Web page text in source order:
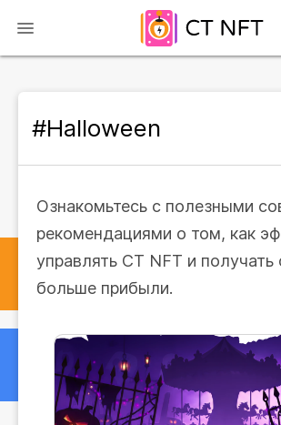
#Halloween
Ознакомьтесь с полезными
рекомендациями о том, как
управлять CT NFT и получать
больше прибыли.